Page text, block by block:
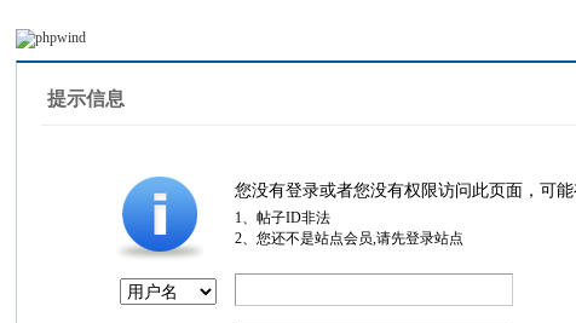
提示信息
您没有登录或者您没有权限访问此页面，可
1、帖子ID非法
2、您还不是站点会员,请先登录站点